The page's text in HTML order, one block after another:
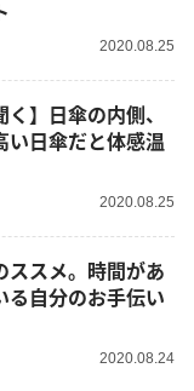
2020.08.25
】日傘の内側、
い日傘だと体感温
2020.08.25
ススメ。時間があ
る自分のお手伝い
2020.08.24